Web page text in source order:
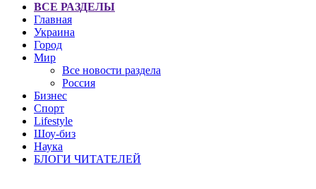
ВСЕ РАЗДЕЛЫ
Главная
Украина
Город
Мир
Все новости раздела
Россия
Бизнес
Спорт
Lifestyle
Шоу-биз
Наука
БЛОГИ ЧИТАТЕЛЕЙ